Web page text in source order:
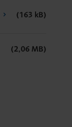
(163 kB)
(2,06 MB)